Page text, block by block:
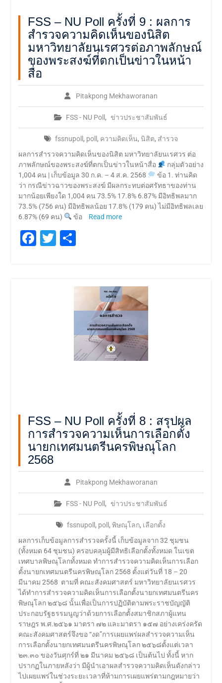
FSS – NU Poll ครั้งที่ 9 : ผลการ
สำรวจความคิดเห็นของนิสิต
มหาวิทยาลัยนเรศวรต่อภาพลักษณ์
ของพระสงฆ์ที่ตกเป็นข่าวในหน้า
สื่อ
Pitakpong Mekhaworanan
FSS - NU Poll , ข่าวประชาสัมพันธ์
fssnupoll , poll , ความคิดเห็น, นิสิต, สำรวจ
ผลการสำรวจความคิดเห็นของนิสิต มหาวิทยาลัยนเรศวร ต่อ
ภาพลักษณ์ของพระสงฆ์ที่ตกเป็นข่าวในหน้าสื่อ
กลุ่มตัวอย่าง
1,004 คน | เก็บข้อมูล 30 ก.ค. – 4 ส.ค. 2568
ข้อ 1. ท่านคิด
ว่า กรณีข่าวฉาวของพระสงฆ์ มีผลกระทบต่อศรัทธาของท่าน
มากน้อยเพียงใด 1,004 คน 73.5% 17.8% 6.87% มีอิทธิพลมาก
73.5% (756 คน) มีอิทธิพลน้อย 17.8% (179 คน) ไม่มีอิทธิพลเลย
6.87% (69 คน)
ข้อ Read more
Facebook
Twitter
Share
FSS – NU Poll ครั้งที่ 8 : สรุปผล
การสำรวจความเห็นการเลือกตั้ง
นายกเทศมนตรีนครพิษณุโลก
2568
Pitakpong Mekhaworanan
FSS - NU Poll , ข่าวประชาสัมพันธ์
fssnupoll , poll ,พิษณุโลก, เลือกตั้ง
ผลการเก็บข้อมูลการสำรวจครั้งนี้ เก็บข้อมูลจาก 32 ชุมชน
(ทั้งหมด 64 ชุมชน) ครอบคลุมผู้มีสิทธิเลือกตั้งทั้งหมด ในเขต
เทศบาลพิษณุโลกทั้งหมด ทำการสำรวจความคิดเห็นการเลือก
ตั้งนายกเทศมนตรีนครพิษณุโลก 2568 ตั้งแต่วันที่ 18 – 20
มีนาคม 2568 ตามที่ คณะสังคมศาสตร์ มหาวิทยาลัยนเรศวร
ได้ทำการสำรวจความคิดเห็นการเลือกตั้งนายกเทศมนตรีนคร
พิษณุโลก ๒๕๖๘ นั้นเพื่อเป็นการปฏิบัติตามพระราชบัญญัติ
ประกอบรัฐธรรมนูญว่าด้วยการเลือกตั้งสมาชิกสภาผู้แทน
ราษฎร พ.ศ.๒๕๖๑ มาตรา ๗๒ และมาตรา ๑๕๗ อย่างเคร่งครัด
คณะสังคมศาสตร์จึงขอ “งด”การเผยแพร่ผลสำรวจความเห็น
การเลือกตั้งนายกเทศมนตรีนครพิษณุโลก ๒๕๖๘ตั้งแต่เวลา
๒๓.๓๐ ของวันศุกร์ที่ ๒๑ มีนาคม ๒๕๖๘ เป็นต้นไป ทั้งนี้ หาก
ปรากฏในภายหลังว่า มีผู้นำเอาผลสำรวจความคิดเห็นดังกล่าว
ไปเผยแพร่ในช่วงระยะเวลาที่ห้ามการเผยแพร่ตามกฎหมายว่า